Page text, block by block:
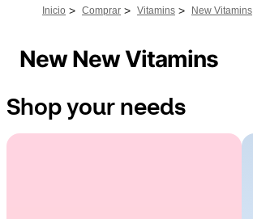
Inicio > Comprar > Vitamins > New Vitamins
New New Vitamins
Shop your needs